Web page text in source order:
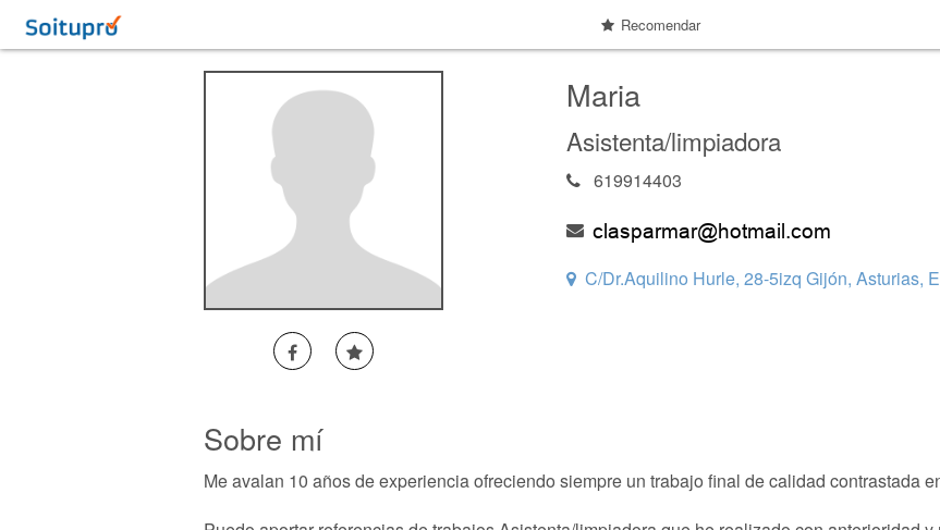
Recomendar
Maria
Asistenta/limpiadora
619914403
C/Dr.Aquilino Hurle, 28-5izq Gijón, Asturias,
Sobre mí
Me avalan 10 años de experiencia ofreciendo siempre un trabajo final de calidad contrastada